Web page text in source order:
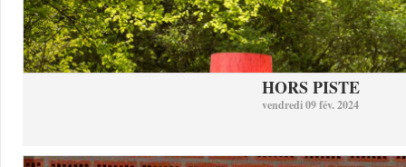
HORS PISTE
vendredi 09 fév. 2024